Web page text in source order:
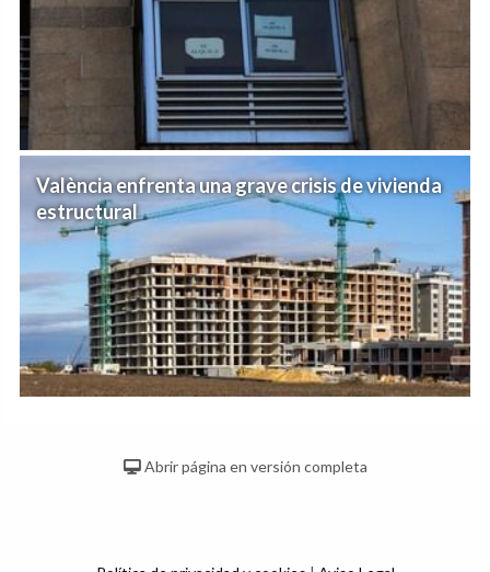
València enfrenta una grave crisis de vivienda
estructural
Abrir página en versión completa